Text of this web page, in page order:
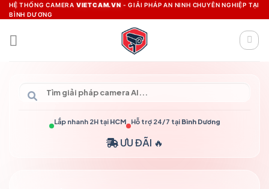
Skip
to
content
HỆ THỐNG CAMERA VIETCAM.VN - GIẢI PHÁP AN NINH CHUYÊN NGHIỆP TẠI
BÌNH DƯƠNG
Lắp nhanh 2H tại HCM Hỗ trợ 24/7 tại Bình Dương
ƯU ĐÃI 🔥